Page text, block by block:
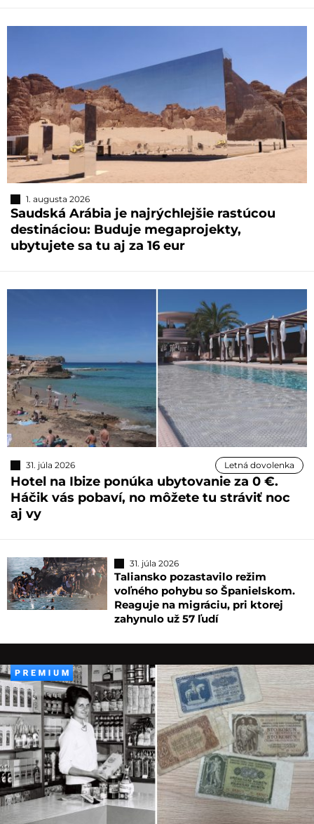
1. augusta 2026
Saudská Arábia je najrýchlejšie rastúcou
destináciou: Buduje megaprojekty,
ubytujete sa tu aj za 16 eur
31. júla 2026 Letná dovolenka
Hotel na Ibize ponúka ubytovanie za 0 €.
Háčik vás pobaví, no môžete tu stráviť noc
aj vy
31. júla 2026
Taliansko pozastavilo režim
voľného pohybu so Španielskom.
Reaguje na migráciu, pri ktorej
zahynulo už 57 ľudí